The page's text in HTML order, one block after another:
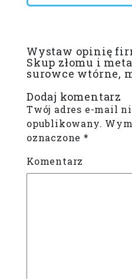
Wystaw opinię
Skup złomu i
surowce wtórne,
Dodaj komentarz
Twój adres e-mail
opublikowany.
oznaczone*
Komentarz